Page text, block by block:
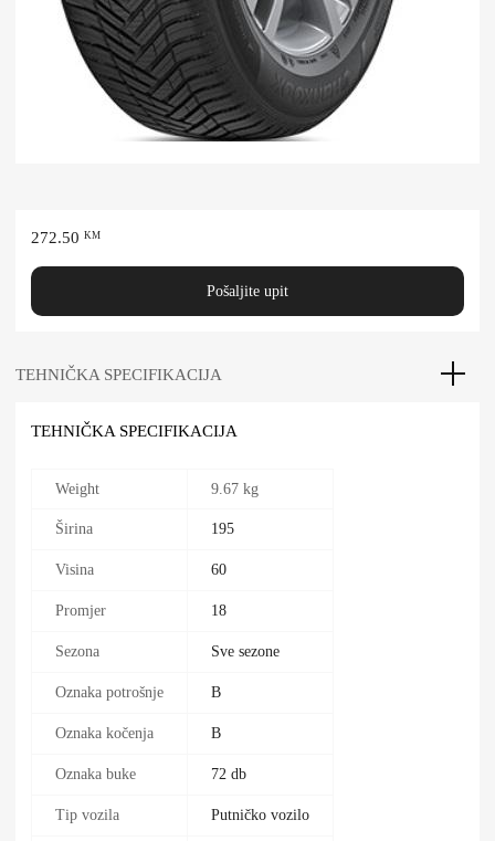
272.50 KM
Pošaljite upit
TEHNIČKA SPECIFIKACIJA
TEHNIČKA SPECIFIKACIJA
Weight 9.67 kg
Širina 195
Visina 60
Promjer 18
Sezona Sve sezone
Oznaka potrošnje B
Oznaka kočenja B
Oznaka buke 72 db
Tip vozila Putničko vozilo